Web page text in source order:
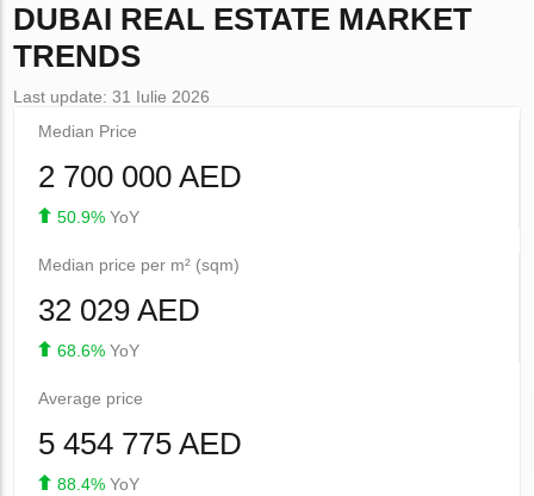
DUBAI REAL ESTATE MARKET
TRENDS
Last update: 31 Iulie 2026
Median Price
2 700 000 AED
50.9% YoY
Median price per m² (sqm)
32 029 AED
68.6% YoY
Average price
5 454 775 AED
88.4% YoY